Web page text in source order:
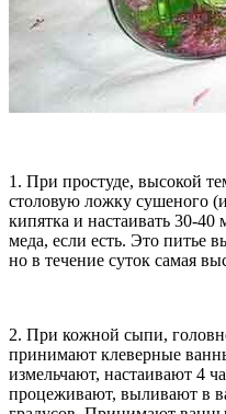
1. При простуде, высокой
столовую ложку сушеного
кипятка и настаивать 30-
меда, если есть. Это питье
но в течение суток самая
2. При кожной сыпи,
принимают клеверные
измельчают, настаивают 4
процеживают, выливают в